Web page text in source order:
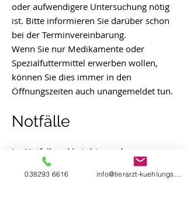
oder aufwendigere Untersuchung nötig
ist. Bitte informieren Sie darüber schon
bei der Terminvereinbarung.
Wenn Sie nur Medikamente oder
Spezialfuttermittel erwerben wollen,
können Sie dies immer in den
Öffnungszeiten auch unangemeldet tun.
Notfälle
Im Notfall und bei dringenden
medizinischen Fällen ist eine Vorstellung
der erkrankten Patienten immer auch
038293 6616